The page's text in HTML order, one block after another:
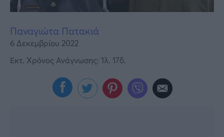
Παναγιώτα Πατακιά
6 Δεκεμβρίου 2022
Εκτ. Χρόνος Ανάγνωσης: 1λ. 17δ.